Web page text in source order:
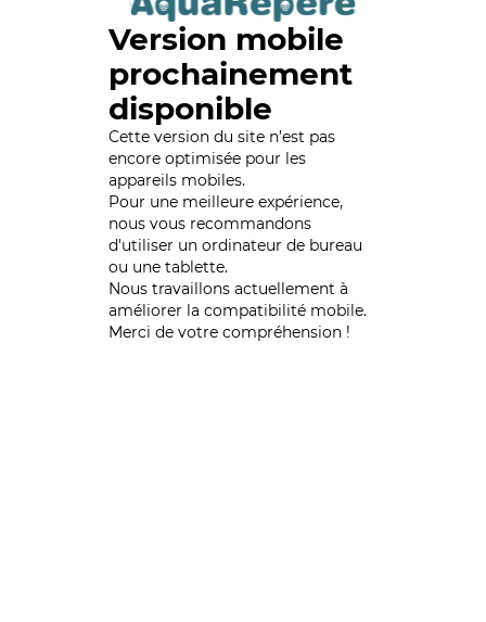
Version mobile
prochainement
disponible
Cette version du site n’est pas
encore optimisée pour les
appareils mobiles.
Pour une meilleure expérience,
nous vous recommandons
d'utiliser un ordinateur de bureau
ou une tablette.
Nous travaillons actuellement à
améliorer la compatibilité mobile.
Merci de votre compréhension !